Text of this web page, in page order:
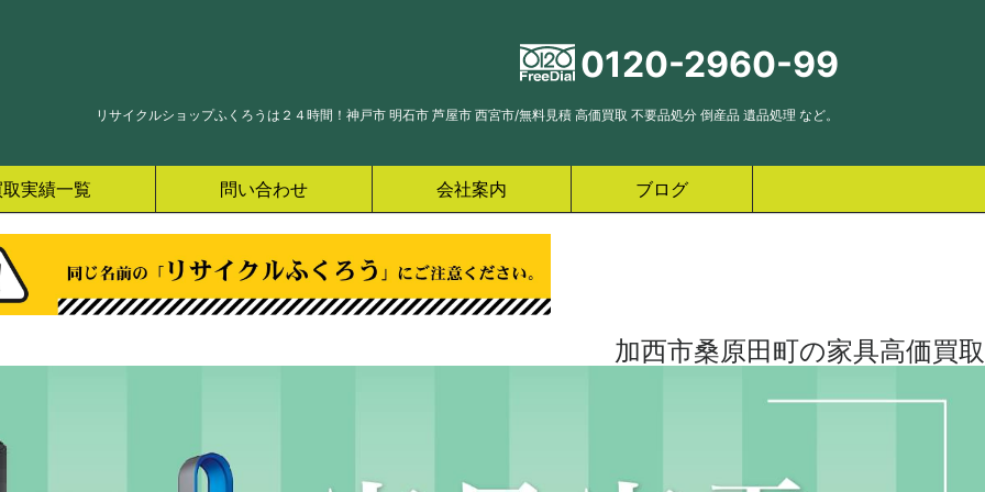
0120-2960-99
リサイクルショップふくろうは２４時間！神戸市 明石市 芦屋市 西宮市/無料見積 高価買取 不要品処分 倒産品 遺品処理 など。
実績一覧 問い合わせ 会社案内 ブログ
加西市桑原田町の家具高価買取